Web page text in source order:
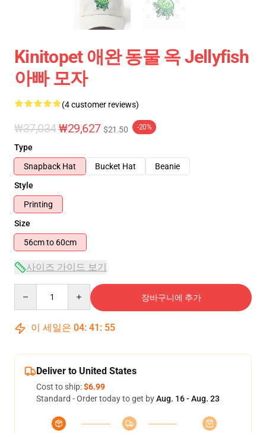
Kinitopet 애완 동물 옥 Jellyfish
아빠 모자
(4 customer reviews)
₩37,034₩29,627 $21.50 -20%
Type
Snapback Hat
Bucket Hat
Beanie
Style
Printing
Size
56cm to 60cm
사이즈 가이드 보기
장바구니에 추가
이 세일은 04: 41 : 54
Deliver to United States
Cost to ship:$6.99
Standard - Order today to get byAug. 16 - Aug. 23